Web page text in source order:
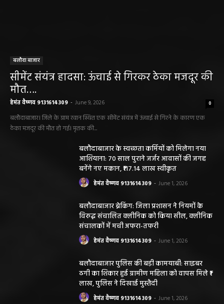
बलौदा बाजार
सीमेंट संयंत्र हादसा: ऊंचाई से गिरकर ठेका मजदूर की
मौत….
हेमंत वैष्णव 9131614309 - June 9, 2026 0
बलौदाबाजार। जिले के ग्राम रवान स्थित एक सीमेंट संयंत्र में ऊंचाई से गिरने के कारण एक
ठेका मजदूर की मौत हो गई। मृतक की...
बलौदाबाजार के स्वच्छता कर्मियों को मिलेगा नया
आशियाना: 70 साल पुराने जर्जर आवासों की जगह
बनेंगे नए मकान, ₹117.14 लाख स्वीकृत
हेमंत वैष्णव 9131614309 - June 1, 2026
बलौदाबाजार ब्रेकिंग: जिला प्रशासन ने नियमों के
विरुद्ध संचालित क्लीनिक को किया सील, क्लीनिक
संचालकों में मची अफरा-तफरी
हेमंत वैष्णव 9131614309 - June 1, 2026
बलौदाबाजार पुलिस की बड़ी कामयाबी: साइबर
ठगी का शिकार हुई ग्रामीण महिला को वापस मिले ₹1
लाख, पुलिस ने दिखाई मुस्तैदी
हेमंत वैष्णव 9131614309 - June 1, 2026